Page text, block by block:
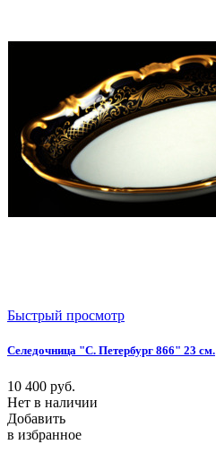
Быстрый просмотр
Селедочница "С. Петербург 866" 23 см.
10 400 руб.
Нет в наличии
Добавить
в избранное